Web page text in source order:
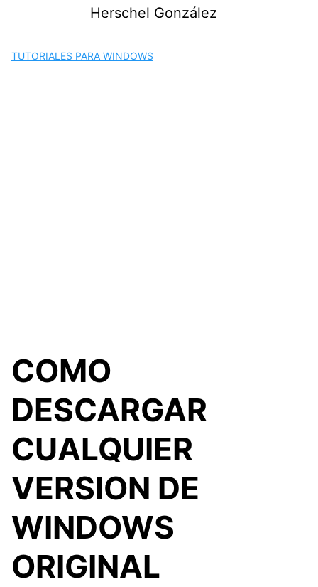
Herschel González
TUTORIALES PARA WINDOWS
COMO
DESCARGAR
CUALQUIER
VERSION DE
WINDOWS
ORIGINAL